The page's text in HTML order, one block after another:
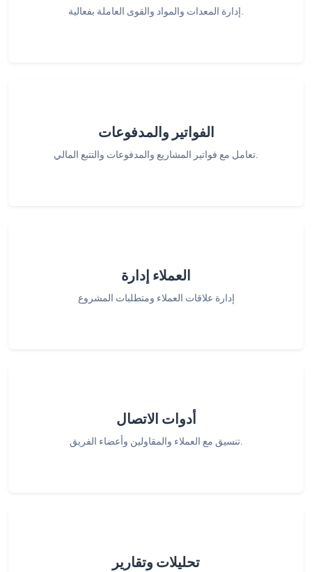
إدارة المعدات والمواد والقوى العاملة بفعالية.
الفواتير والمدفوعات
تعامل مع فواتير المشاريع والمدفوعات والتتبع المالي.
العملاء إدارة
إدارة علاقات العملاء ومتطلبات المشروع
أدوات الاتصال
تنسيق مع العملاء والمقاولين وأعضاء الفريق.
تحليلات وتقارير